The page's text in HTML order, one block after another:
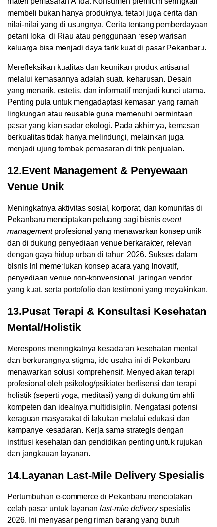
membeli bukan hanya produknya, tetapi juga cerita dan
nilai-nilai yang di usungnya. Cerita tentang pemberdayaan
petani lokal di Riau atau penggunaan resep warisan
keluarga bisa menjadi daya tarik kuat di pasar Pekanbaru.
Merefleksikan kualitas dan keunikan produk artisanal
melalui kemasannya adalah suatu keharusan. Desain
yang menarik, estetis, dan informatif menjadi kunci utama.
Penting pula untuk mengadaptasi kemasan yang ramah
lingkungan atau reusable guna memenuhi permintaan
pasar yang kian sadar ekologi. Pada akhirnya, kemasan
berkualitas tidak hanya melindungi, melainkan juga
menjadi ujung tombak pemasaran di titik penjualan.
12.Event Management & Penyewaan
Venue Unik
Meningkatnya aktivitas sosial, korporat, dan komunitas di
Pekanbaru menciptakan peluang bagi bisnis event
managementprofesional yang menawarkan konsep unik
dan di dukung penyediaan venue berkarakter, relevan
dengan gaya hidup urban di tahun 2026. Sukses dalam
bisnis ini memerlukan konsep acara yang inovatif,
penyediaan venue non-konvensional, jaringan vendor
yang kuat, serta portofolio dan testimoni yang meyakinkan.
13.Pusat Terapi & Konsultasi Kesehatan
Mental/Holistik
Merespons meningkatnya kesadaran kesehatan mental
dan berkurangnya stigma, ide usaha ini di Pekanbaru
menawarkan solusi komprehensif. Menyediakan terapi
profesional oleh psikolog/psikiater berlisensi dan terapi
holistik (seperti yoga, meditasi) yang di dukung tim ahli
kompeten dan idealnya multidisiplin. Mengatasi potensi
keraguan masyarakat di lakukan melalui edukasi dan
kampanye kesadaran. Kerja sama strategis dengan
institusi kesehatan dan pendidikan penting untuk rujukan
dan jangkauan layanan.
14.Layanan Last-Mile Delivery Spesialis
Pertumbuhan e-commerce di Pekanbaru menciptakan
celah pasar untuk layanan last-mile deliveryspesialis
2026. Ini menyasar pengiriman barang yang butuh